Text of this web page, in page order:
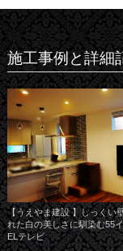
施工事例と詳細
【うえやま建設 】しっくい
れた白の美しさに馴染む55
ELテレビ